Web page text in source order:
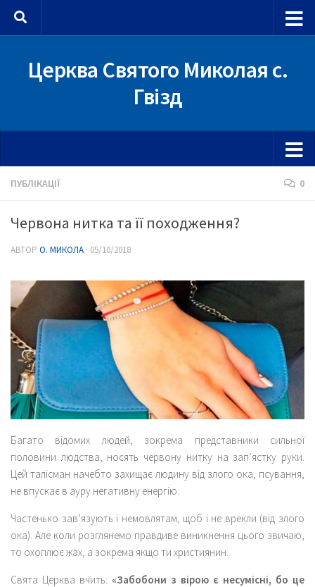
Skip to content
Церква Святого Миколая с.
Гвізд
ПУБЛІКАЦІЇ 0
Червона нитка та її походження?
АВТОР О. МИКОЛА · 05/10/2018
Багато відомих людей, зокрема представники сильної
половини людства, носять червону нитку на зап’ястку руки.
Цей талісман начебто захищає людину від злого ока, псування,
не впускає в ауру негативну енергію.
Частенько зав’язують і немовлятам, щоб і не врекли (від злого
ока). Але коли розглянемо правдиве виникнення цього звичаю,
то охоплює жах, а зокрема якщо ти християнин.
Свята Церква вчить: «Забобони з вірою є несумісні, бо це